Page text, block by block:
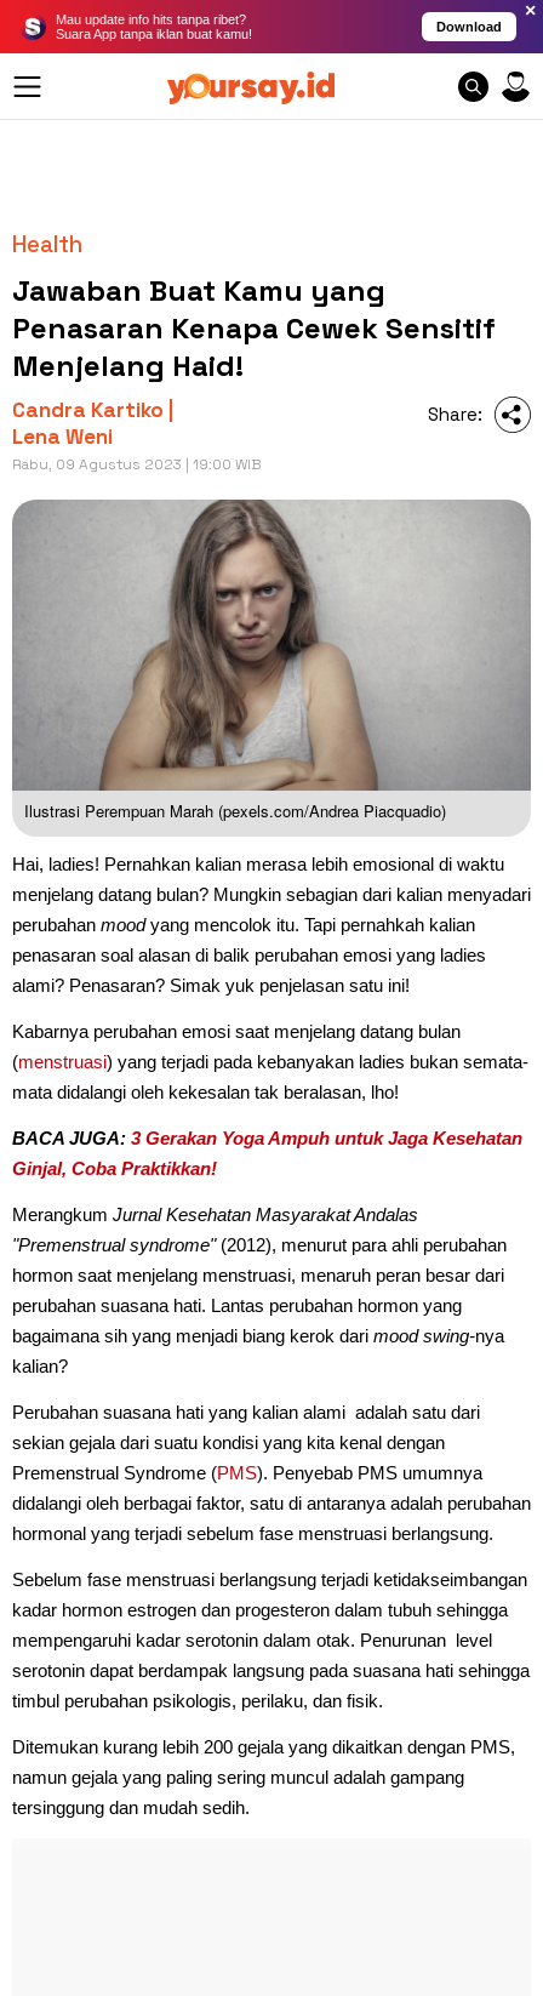
Mau update info hits tanpa ribet?
Suara App tanpa iklan buat kamu!
Download
×
Health
Jawaban Buat Kamu yang
Penasaran Kenapa Cewek Sensitif
Menjelang Haid!
Candra Kartiko |
Lena Weni
Rabu, 09 Agustus 2023 | 19:00 WIB
Share:
Ilustrasi Perempuan Marah (pexels.com/Andrea Piacquadio)
Hai, ladies! Pernahkan kalian merasa lebih emosional di waktu
menjelang datang bulan? Mungkin sebagian dari kalian menyadari
perubahan moodyang mencolok itu. Tapi pernahkah kalian
penasaran soal alasan di balik perubahan emosi yang ladies
alami? Penasaran? Simak yuk penjelasan satu ini!
Kabarnya perubahan emosi saat menjelang datang bulan
(menstruasi) yang terjadi pada kebanyakan ladies bukan semata-
mata didalangi oleh kekesalan tak beralasan, lho!
BACA JUGA: 3 Gerakan Yoga Ampuh untuk Jaga Kesehatan
Ginjal, Coba Praktikkan!
Merangkum Jurnal Kesehatan Masyarakat Andalas
"Premenstrual syndrome"(2012), menurut para ahli perubahan
hormon saat menjelang menstruasi, menaruh peran besar dari
perubahan suasana hati. Lantas perubahan hormon yang
bagaimana sih yang menjadi biang kerok dari mood swing-nya
kalian?
Perubahan suasana hati yang kalian alami adalah satu dari
sekian gejala dari suatu kondisi yang kita kenal dengan
Premenstrual Syndrome (PMS). Penyebab PMS umumnya
didalangi oleh berbagai faktor, satu di antaranya adalah perubahan
hormonal yang terjadi sebelum fase menstruasi berlangsung.
Sebelum fase menstruasi berlangsung terjadi ketidakseimbangan
kadar hormon estrogen dan progesteron dalam tubuh sehingga
mempengaruhi kadar serotonin dalam otak. Penurunan level
serotonin dapat berdampak langsung pada suasana hati sehingga
timbul perubahan psikologis, perilaku, dan fisik.
Ditemukan kurang lebih 200 gejala yang dikaitkan dengan PMS,
namun gejala yang paling sering muncul adalah gampang
tersinggung dan mudah sedih.